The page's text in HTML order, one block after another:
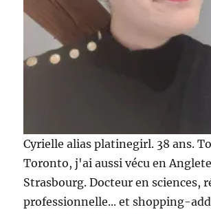
Cyrielle alias platinegirl. 38 ans.
Toronto, j'ai aussi vécu en
Strasbourg. Docteur en sciences,
professionnelle... et shopping-